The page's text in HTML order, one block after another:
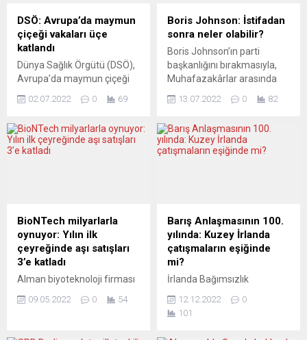
DSÖ: Avrupa’da maymun
çiçeği vakaları üçe
katlandı
Dünya Sağlık Örgütü (DSÖ),
Avrupa’da maymun çiçeği
yoğun bir şekilde artarak
DSÖ Avrupa Bölge Direktörü
Dr. Hans Kluge, basın
değerlendirdi. Avrupa’nın
maymun çiçeği salgınının
merkezi olmayı
sürdürdüğünü belirten
02.07.2022 0 69
Boris Johnson: İstifadan
sonra neler olabilir?
Boris Johnson’ın parti
başkanlığını bırakmasıyla,
Muhafazakârlar arasında
Adaylardan biri, eylül ayına
olarak seçilecek ve
sonbahar itibarıyla ülkeyi de
THE INDEPENDENT
(İngiltere) MUHALEFET
GÖLGEDE KALDI The
Independent, Johnson’ın
mücadelesinin
muhalefetin...
13.07.2022 0 82
BioNTech milyarlarla
oynuyor: Yılın ilk
çeyreğinde aşı satışları
3’e katladı
Alman biyoteknoloji firması
çeyreğindeki net kârı, yeni
09.05.2022 0 54
Barış Anlaşmasının 100.
yılında: Kuzey İrlanda
çatışmaların eşiğinde
mi?
İrlanda Bağımsızlık
Britanya emperyalizminin
çıkarlarına hizmet etmek
12.12.2022
0
101